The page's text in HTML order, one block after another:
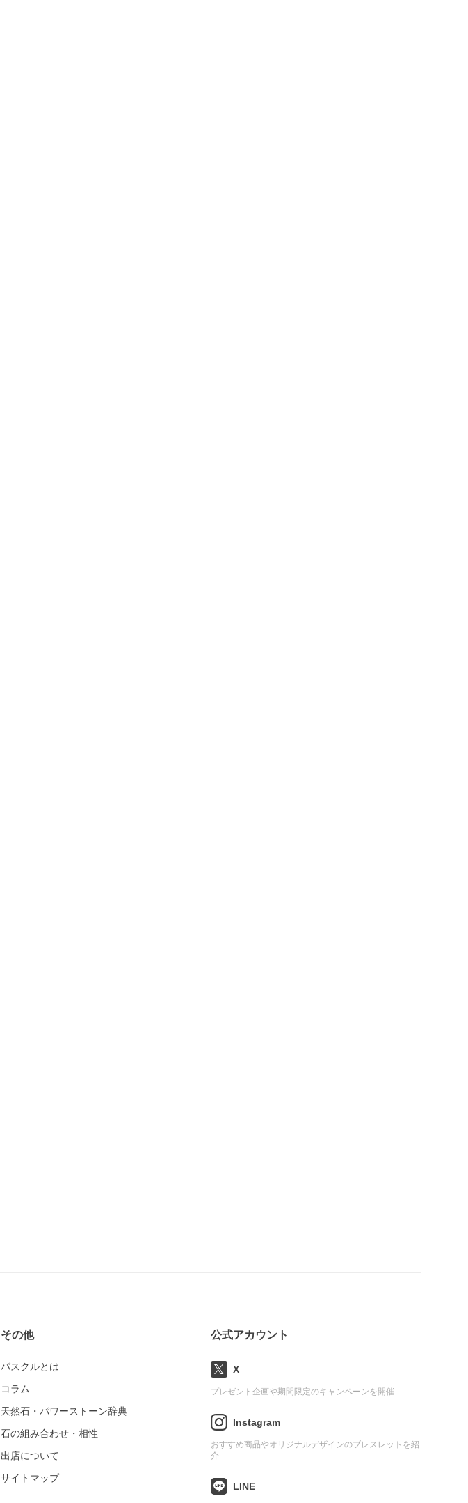
その他
パスクルとは
コラム
天然石・パワーストーン辞典
石の組み合わせ・相性
出店について
サイトマップ
公式アカウント
X
プレゼント企画や期間限定のキャンペーンを開催
Instagram
おすすめ商品やオリジナルデザインのブレスレットを紹
介
LINE